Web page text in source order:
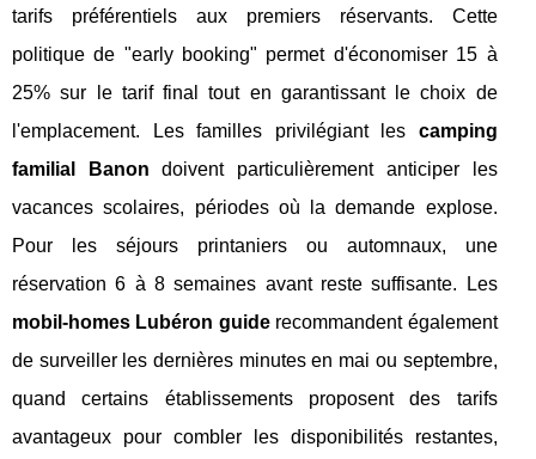
tarifs préférentiels aux premiers réservants. Cette
politique de "early booking" permet d'économiser 15 à
25% sur le tarif final tout en garantissant le choix de
l'emplacement. Les familles privilégiant les camping
familial Banon doivent particulièrement anticiper les
vacances scolaires, périodes où la demande explose.
Pour les séjours printaniers ou automnaux, une
réservation 6 à 8 semaines avant reste suffisante. Les
mobil-homes Lubéron guiderecommandent également
de surveiller les dernières minutes en mai ou septembre,
quand certains établissements proposent des tarifs
avantageux pour combler les disponibilités restantes,